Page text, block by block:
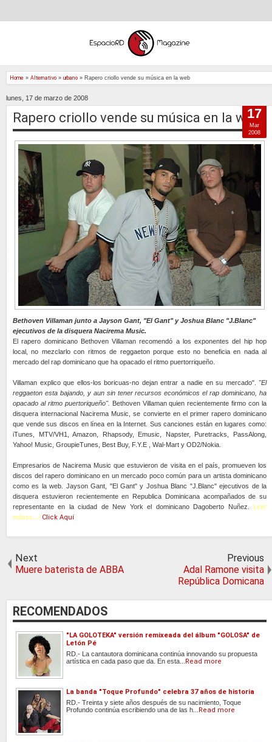
Home » Alternativo » urbano » Rapero criollo vende su música en la web
lunes, 17 de marzo de 2008
Rapero criollo vende su música en la web
Bethoven Villaman junto a Jayson Gant, "El Gant" y Joshua Blanc "J.Blanc"
ejecutivos de la disquera Nacirema Music.
El rapero dominicano Bethoven Villaman recomendó a los exponentes del hip hop
local, no mezclarlo con ritmos de reggaeton porque esto no beneficia en nada al
mercado del rap dominicano que ha opacado el ritmo puertorriqueño.
Villaman explico que ellos-los boricuas-no dejan entrar a nadie en su mercado". "El
reggaeton esta bajando, y aun sin tener recursos económicos el rap dominicano, ha
opacado al ritmo puertoriqueño". Bethoven Villaman quien recientemente firmo con la
disquera internacional Nacirema Music, se convierte en el primer rapero dominicano
que vende sus discos en línea en la Internet. Sus canciones están en lugares como:
iTunes, MTV/VH1, Amazon, Rhapsody, Emusic, Napster, Puretracks, PassAlong,
Yahoo! Music, GroupieTunes, Best Buy, F.Y.E , Wal-Mart y OD2/Nokia.
Empresarios de Nacirema Music que estuvieron de visita en el país, promueven los
discos del rapero dominicano en un mercado poco común para un artista dominicano
como es la web. Jayson Gant, "El Gant" y Joshua Blanc "J.Blanc" ejecutivos de la
disquera estuvieron recientemente en Republica Dominicana acompañados de su
representante en la ciudad de New York el dominicano Dagoberto Nuñez. Leer
másss.../ Click Aquí
17
Mar
2008
Next
Muere baterista de ABBA
Previous
Adal Ramone visita
República Domicana
RECOMENDADOS
"LA GOLOTEKA" versión remixeada del álbum "GOLOSA" de
Letón Pé
RD.- La cantautora dominicana continúa innovando su propuesta
artística en cada paso que da. En esta...
Read more
La banda "Toque Profundo" celebra 37 años de historia
RD.- Treinta y siete años después de su nacimiento, Toque
Profundo continúa escribiendo una de las h...
Read more